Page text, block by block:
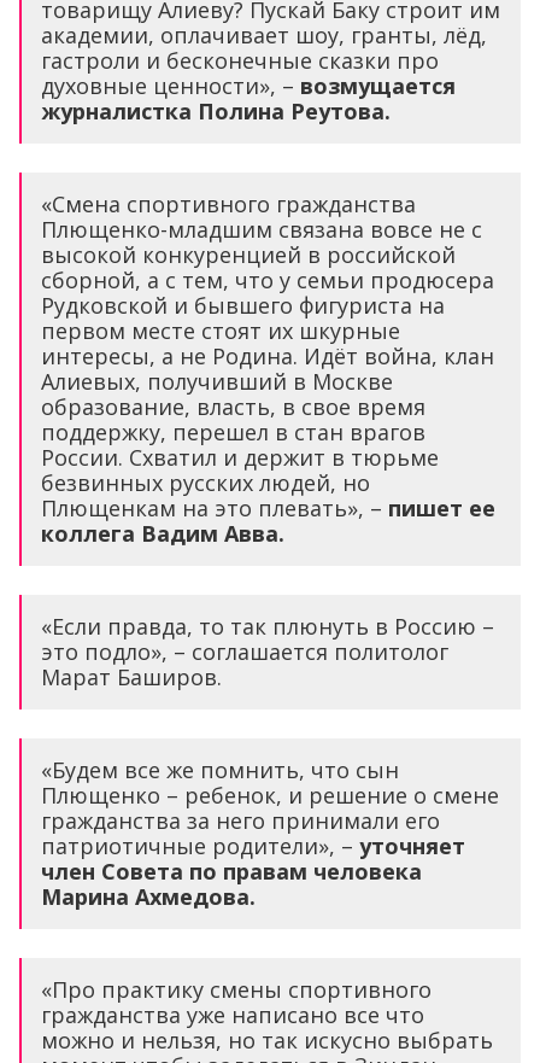
товарищу Алиеву? Пускай Баку строит им
академии, оплачивает шоу, гранты, лёд,
гастроли и бесконечные сказки про
духовные ценности», – возмущается
журналистка Полина Реутова.
«Смена спортивного гражданства
Плющенко-младшим связана вовсе не с
высокой конкуренцией в российской
сборной, а с тем, что у семьи продюсера
Рудковской и бывшего фигуриста на
первом месте стоят их шкурные
интересы, а не Родина. Идёт война, клан
Алиевых, получивший в Москве
образование, власть, в свое время
поддержку, перешел в стан врагов
России. Схватил и держит в тюрьме
безвинных русских людей, но
Плющенкам на это плевать», – пишет ее
коллега Вадим Авва.
«Если правда, то так плюнуть в Россию –
это подло», – соглашается политолог
Марат Баширов.
«Будем все же помнить, что сын
Плющенко – ребенок, и решение о смене
гражданства за него принимали его
патриотичные родители», – уточняет
член Совета по правам человека
Марина Ахмедова.
«Про практику смены спортивного
гражданства уже написано все что
можно и нельзя, но так искусно выбрать